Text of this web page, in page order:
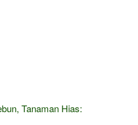
Tanaman Hias: